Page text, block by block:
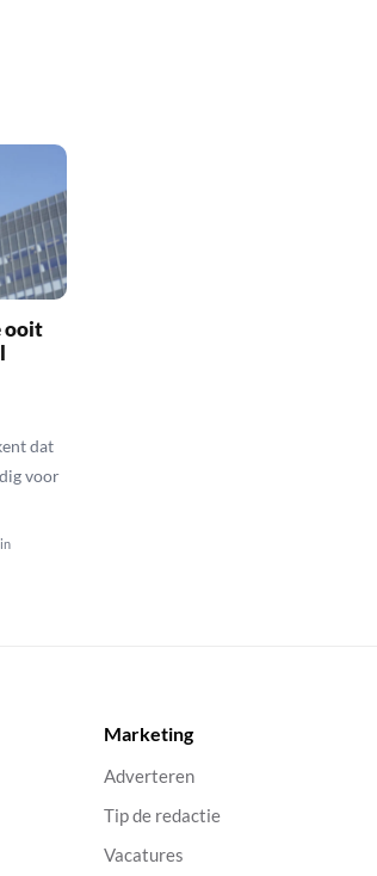
ooit
dat
voor
Marketing
Adverteren
Tip de redactie
Vacatures